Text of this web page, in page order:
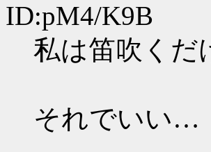
ID:pM4/K9B
私は笛吹くだ
それでいい…